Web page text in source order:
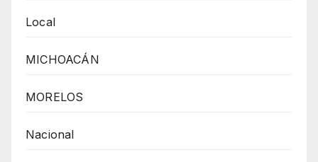
Local
MICHOACÁN
MORELOS
Nacional